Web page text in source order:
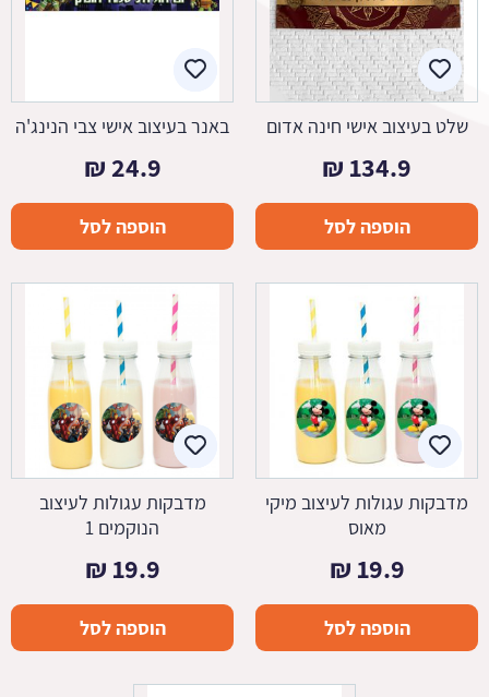
שלט בעיצוב אישי חינה אדום
134.9
₪
הוספה לסל
באנר בעיצוב אישי צבי הנינג'ה
24.9
₪
הוספה לסל
מדבקות עגולות לעיצוב מיקי
מאוס
19.9
₪
הוספה לסל
מדבקות עגולות לעיצוב
הנוקמים 1
19.9
₪
הוספה לסל